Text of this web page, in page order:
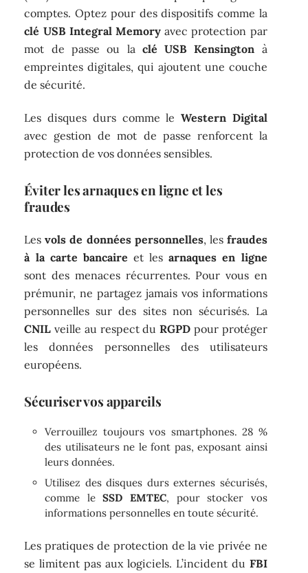
comptes. Optez pour des dispositifs comme la
clé USB Integral Memory avec protection par
mot de passe ou la clé USB Kensington à
empreintes digitales, qui ajoutent une couche
de sécurité.
Les disques durs comme le Western Digital
avec gestion de mot de passe renforcent la
protection de vos données sensibles.
Éviter les arnaques en ligne et les
fraudes
Lesvols de données personnelles, les fraudes
à la carte bancaire et lesarnaques en ligne
sont des menaces récurrentes. Pour vous en
prémunir, ne partagez jamais vos informations
personnelles sur des sites non sécurisés. La
CNIL veille au respect duRGPD pour protéger
les données personnelles des utilisateurs
européens.
Sécuriser vos appareils
Verrouillez toujours vos smartphones. 28 %
des utilisateurs ne le font pas, exposant ainsi
leurs données.
Utilisez des disques durs externes sécurisés,
comme leSSD EMTEC, pour stocker vos
informations personnelles en toute sécurité.
Les pratiques de protection de la vie privée ne
se limitent pas aux logiciels. L’incident du FBI